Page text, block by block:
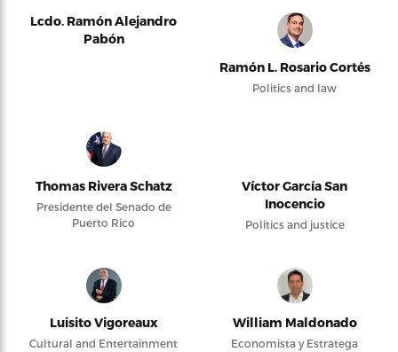
Lcdo. Ramón Alejandro
Pabón
Ramón L. Rosario Cortés
Politics and law
Thomas Rivera Schatz
Presidente del Senado de
Puerto Rico
Víctor García San
Inocencio
Politics and justice
Luisito Vigoreaux
Cultural and Entertainment
William Maldonado
Economista y Estratega